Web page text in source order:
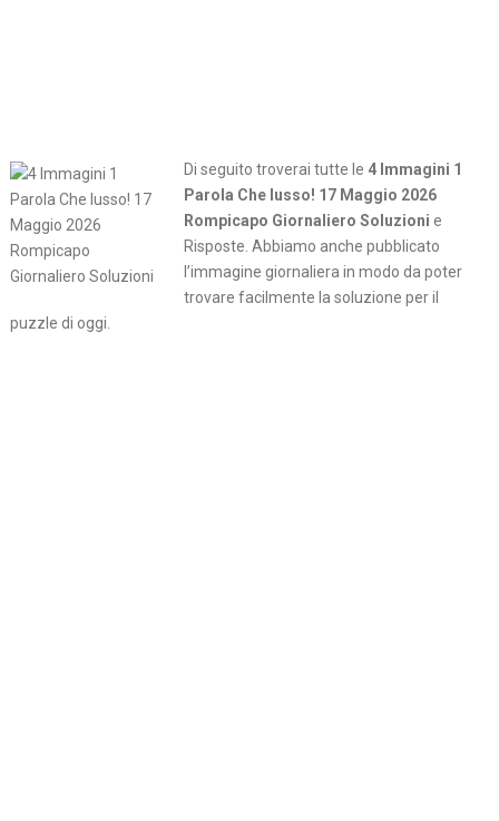
Di seguito troverai tutte le 4 Immagini 1
Parola Che lusso! 17 Maggio 2026
Rompicapo Giornaliero Soluzioni e
Risposte. Abbiamo anche pubblicato
l’immagine giornaliera in modo da poter
trovare facilmente la soluzione per il
puzzle di oggi.